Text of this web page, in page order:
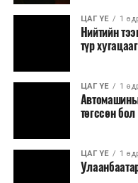
хамрагдахгүй бөгөөд
эрт илрүүлэг,
өвчний эсрэг
үргэлжилнэ гэж
Мөн бүх шатны
салбар бүрдээ
нөхөн томилгоо
хамт олны урлаг,
байгуулахгүй байх,
ЦАГ ҮЕ 1
Нийтийн
түр
ЦАГ ҮЕ 1
төгссөн
ЦАГ ҮЕ 1